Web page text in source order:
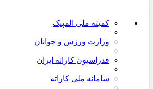
کمیته ملی المپیک
وزارت ورزش و جوانان
فدراسیون کاراته ایران
سامانه ملی کاراته